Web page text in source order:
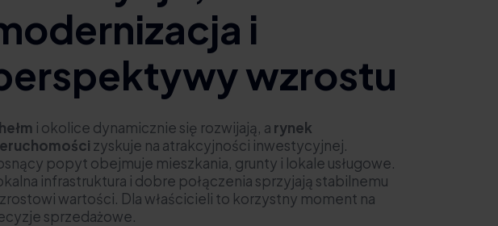
i
wzrostu
i okolice dynamicznie się rozwijają, a rynek
zyskuje na atrakcyjności inwestycyjnej.
popyt obejmuje mieszkania, grunty i lokale usługowe.
infrastruktura i dobre połączenia sprzyjają stabilnemu
wartości. Dla właścicieli to korzystny moment na
sprzedażowe.